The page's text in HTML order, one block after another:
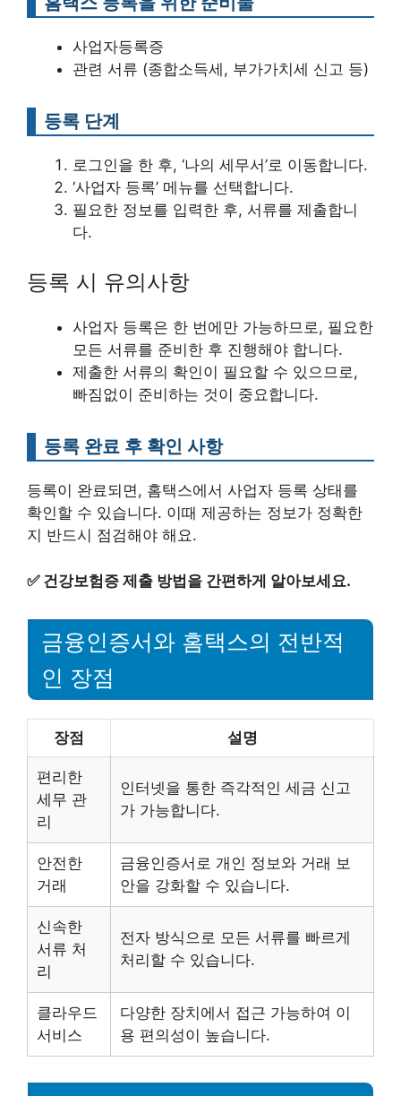
사업자등록증
관련 서류 (종합소득세, 부가가치세 신고 등)
등록 단계
로그인을 한 후, ‘나의 세무서’로 이동합니다.
‘사업자 등록’ 메뉴를 선택합니다.
필요한 정보를 입력한 후, 서류를 제출합니
다.
등록 시 유의사항
사업자 등록은 한 번에만 가능하므로, 필요한
모든 서류를 준비한 후 진행해야 합니다.
제출한 서류의 확인이 필요할 수 있으므로,
빠짐없이 준비하는 것이 중요합니다.
등록 완료 후 확인 사항
등록이 완료되면, 홈택스에서 사업자 등록 상태를
확인할 수 있습니다. 이때 제공하는 정보가 정확한
지 반드시 점검해야 해요.
✅ 건강보험증 제출 방법을 간편하게 알아보세요.
금융인증서와 홈택스의 전반적
인 장점
장점 설명
편리한
세무 관
리
인터넷을 통한 즉각적인 세금 신고
가 가능합니다.
안전한
거래
금융인증서로 개인 정보와 거래 보
안을 강화할 수 있습니다.
신속한
서류 처
리
전자 방식으로 모든 서류를 빠르게
처리할 수 있습니다.
클라우드
서비스
다양한 장치에서 접근 가능하여 이
용 편의성이 높습니다.